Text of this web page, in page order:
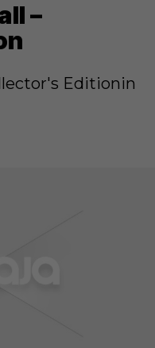
–
Editionin